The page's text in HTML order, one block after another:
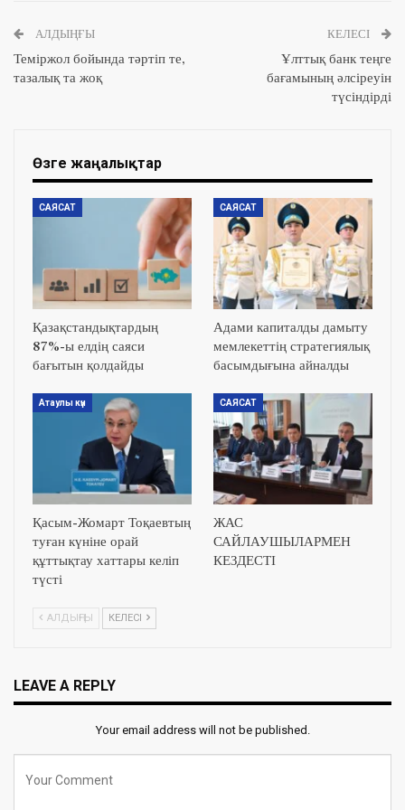
АЛДЫҢҒЫ
Теміржол бойында тәртіп те,
тазалық та жоқ
КЕЛЕСІ
Ұлттық банк теңге
бағамының әлсіреуін
түсіндірді
Өзге жаңалықтар
САЯСАТ
Қазақстандықтардың
87%-ы елдің саяси
бағытын қолдайды
САЯСАТ
Адами капиталды дамыту
мемлекеттің стратегиялық
басымдығына айналды
Атаулы күн
Қасым-Жомарт Тоқаевтың
туған күніне орай
құттықтау хаттары келіп
түсті
САЯСАТ
ЖАС
САЙЛАУШЫЛАРМЕН
КЕЗДЕСТІ
АЛДЫҢҒЫ КЕЛЕСІ
LEAVE A REPLY
Your email address will not be published.